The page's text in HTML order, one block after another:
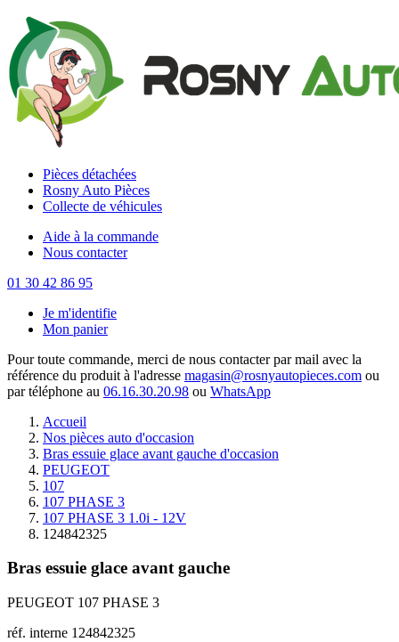
Pièces détachées
Rosny Auto Pièces
Collecte de véhicules
Aide à la commande
Nous contacter
01 30 42 86 95
Je m'identifie
Mon panier
Pour toute commande, merci de nous contacter par mail avec la
référence du produit à l'adresse magasin@rosnyautopieces.com ou
par téléphone au 06.16.30.20.98 ou WhatsApp
Accueil
Nos pièces auto d'occasion
Bras essuie glace avant gauche d'occasion
PEUGEOT
107
107 PHASE 3
107 PHASE 3 1.0i - 12V
124842325
Bras essuie glace avant gauche
PEUGEOT 107 PHASE 3
réf. interne 124842325